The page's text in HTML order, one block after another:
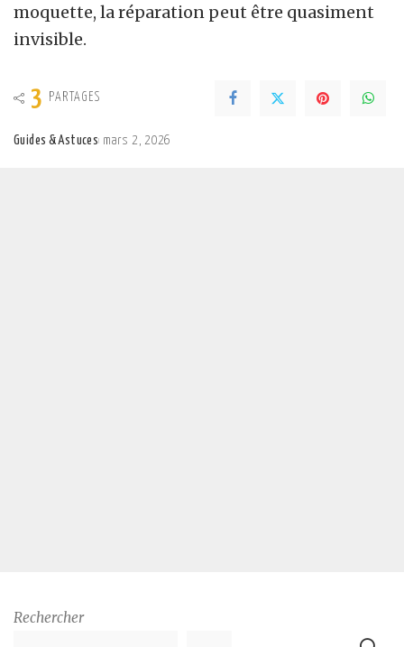
moquette, la réparation peut être quasiment
invisible.
3 PARTAGES
Guides & Astuces mars 2, 2026
Rechercher